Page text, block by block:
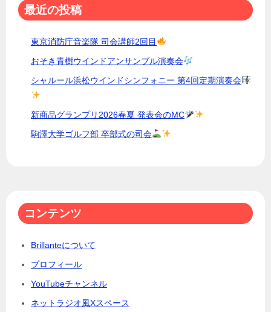
ン 最近の投稿
東京消防庁音楽隊 司会講師2回目
おそき青樹ウインドアンサンブル演奏会
シャルール浜松ウインドシンフォニー 第4回定期演奏会
新商品グランプリ2026春夏 発表会のMC
駒澤大学ゴルフ部 卒部式の司会
コンテンツ
Brillanteについて
プロフィール
YouTubeチャンネル
ネットラジオ風Xスペース